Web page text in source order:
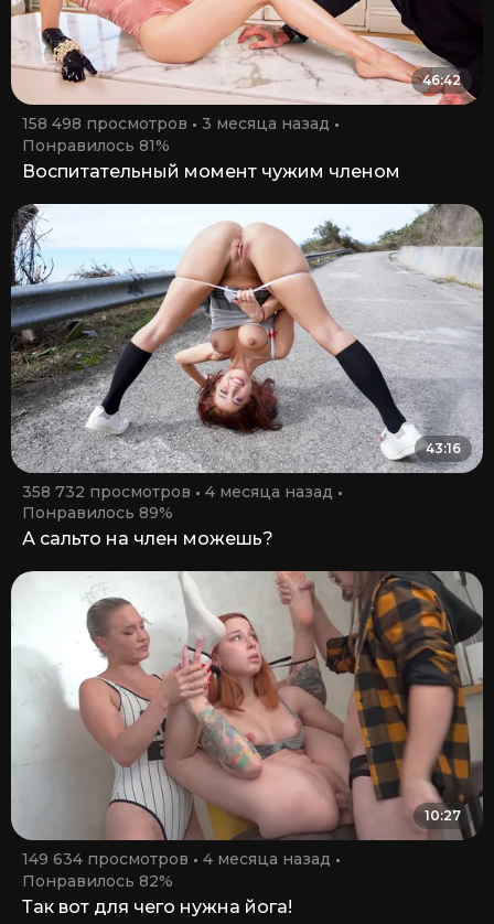
46:42
158 498 просмотров
3 месяца назад
Понравилось 81%
Воспитательный момент чужим членом
43:16
358 732 просмотров
4 месяца назад
Понравилось 89%
А сальто на член можешь?
10:27
149 634 просмотров
4 месяца назад
Понравилось 82%
Так вот для чего нужна йога!